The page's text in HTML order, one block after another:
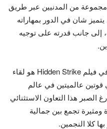
من المدنيين عبر طريق
شان في الدور بمهاراته
إلى جانب قدرته على توجيه
يعد تعاون جاكي شان مع جون سينا في فيلم Hidden Strike هو لقاء
قوتين عالميتين في عالم
الصبر هذا التعاون الاستثنائي
ومثيرة تجمع بين جمالية
كلا النجمين.